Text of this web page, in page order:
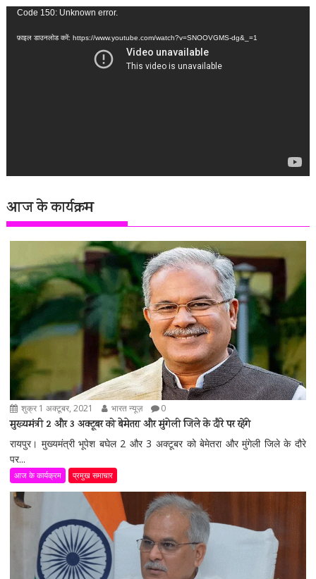
वीडियो
Code 150: Unknown error.
फ़ाइल डाउनलोड करें: https://www.youtube.com/watch?v=SNOOVGMS-dg&_=1
आज के कार्यक्रम
शुक्र 1 अक्टूबर, 2021 भारत न्यूज़ 0
मुख्यमंत्री 2 और 3 अक्टूबर को बेमेतरा और मुंगेली जिले के दौरे पर रहेंगे
रायपुर। मुख्यमंत्री भूपेश बघेल 2 और 3 अक्टूबर को बेमेतरा और मुंगेली जिले के दौरे
पर...
आज के कार्यक्रम प्रमुख समाचार